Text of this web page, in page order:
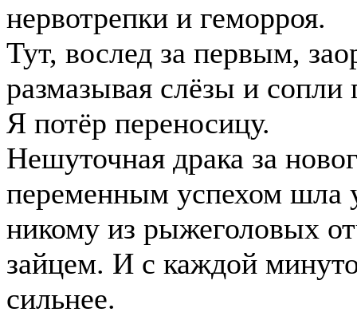
нервотрепки и геморроя.
Тут, вослед за первым,
размазывая слёзы и
Я потёр переносицу.
Нешуточная драка за
переменным успехом шла
никому из рыжеголовых
зайцем. И с каждой
сильнее.